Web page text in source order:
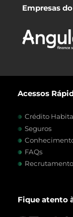
Empresas
Acessos
Crédito
Seguros
FAQs
Recrutamento
Fique atento